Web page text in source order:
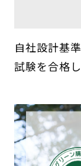
自社設計基
試験を合格